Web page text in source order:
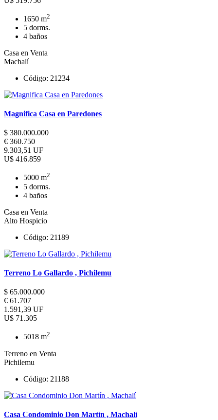
1650 m2
5 dorms.
4 baños
Casa en Venta
Machalí
Código: 21234
Magnifica Casa en Paredones
$ 380.000.000
€ 360.750
9.303,51 UF
U$ 416.859
5000 m2
5 dorms.
4 baños
Casa en Venta
Alto Hospicio
Código: 21189
Terreno Lo Gallardo , Pichilemu
$ 65.000.000
€ 61.707
1.591,39 UF
U$ 71.305
5018 m2
Terreno en Venta
Pichilemu
Código: 21188
Casa Condominio Don Martín , Machalí